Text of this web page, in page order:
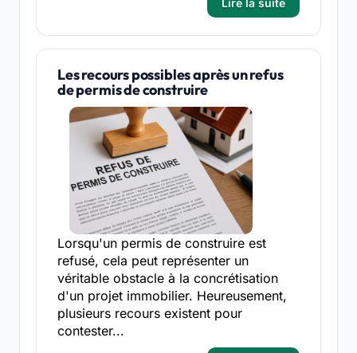
Les recours possibles après un refus
de permis de construire
Lorsqu'un permis de construire est
refusé, cela peut représenter un
véritable obstacle à la concrétisation
d'un projet immobilier. Heureusement,
plusieurs recours existent pour
contester...